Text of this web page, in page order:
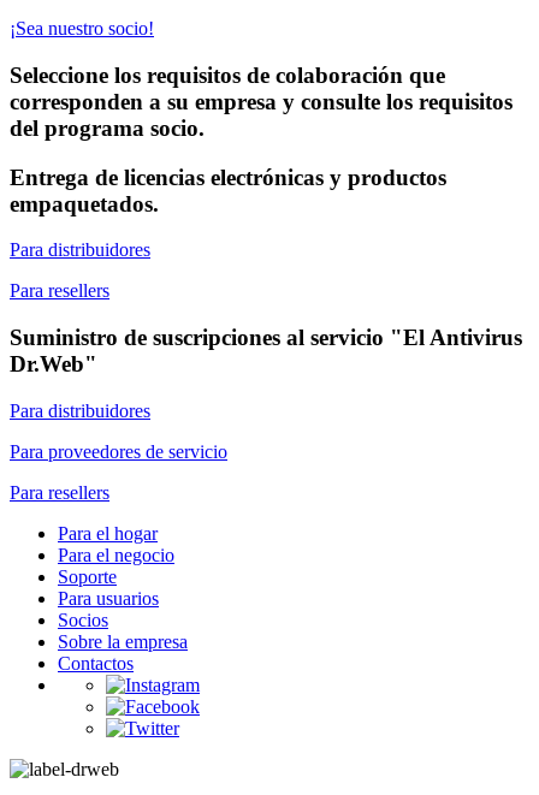
¡Sea nuestro socio!
Seleccione los requisitos de colaboración que
corresponden a su empresa y consulte los requisitos
del programa socio.
Entrega de licencias electrónicas y productos
empaquetados.
Para distribuidores
Para resellers
Suministro de suscripciones al servicio "El Antivirus
Dr.Web"
Para distribuidores
Para proveedores de servicio
Para resellers
Para el hogar
Para el negocio
Soporte
Para usuarios
Socios
Sobre la empresa
Contactos